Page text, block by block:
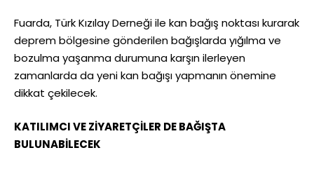
Fuarda, Türk Kızılay Derneği ile kan bağış noktası kurarak
deprem bölgesine gönderilen bağışlarda yığılma ve
bozulma yaşanma durumuna karşın ilerleyen
zamanlarda da yeni kan bağışı yapmanın önemine
dikkat çekilecek.
KATILIMCI VE ZİYARETÇİLER DE BAĞIŞTA
BULUNABİLECEK